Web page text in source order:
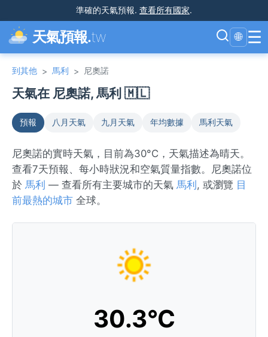
準確的天氣預報. 查看所有國家.
天氣預報.tw 🌐 ☰
到其他 > 馬利 > 尼奧諾
天氣在 尼奧諾, 馬利 🇲🇱
預報 八月天氣 九月天氣 年均數據 馬利天氣
尼奧諾的實時天氣，目前為30°C，天氣描述為晴天。
查看7天預報、每小時狀況和空氣質量指數。尼奧諾位
於 馬利 — 查看所有主要城市的天氣 馬利 , 或瀏覽 目
前最熱的城市 全球。
30.3°C